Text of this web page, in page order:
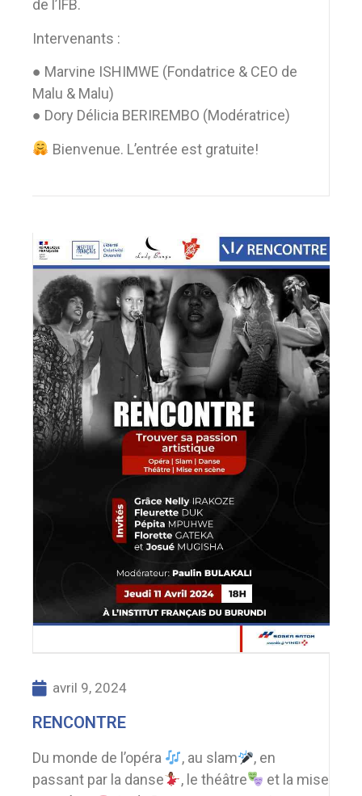
de l’IFB.
Intervenants :
● Marvine ISHIMWE (Fondatrice & CEO de
Malu & Malu)
● Dory Délicia BERIREMBO (Modératrice)
Bienvenue. L’entrée est gratuite!
avril 9, 2024
RENCONTRE
Du monde de l’opéra , au slam
, en
passant par la danse
, le théâtre
et la mise